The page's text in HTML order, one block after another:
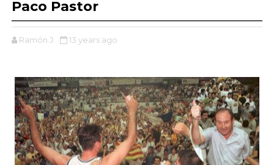
Paco Pastor
Ramón J. 13 years ago